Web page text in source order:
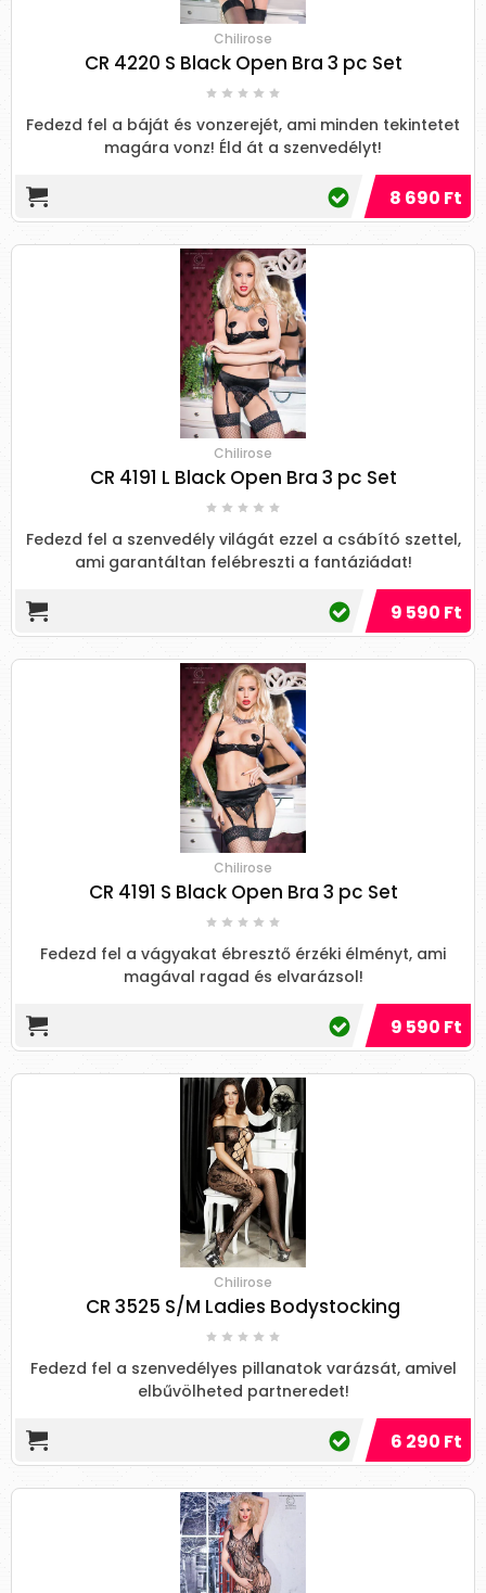
Chilirose
CR 4220 S Black Open Bra 3 pc Set
Fedezd fel a báját és vonzerejét, ami minden tekintetet
magára vonz! Éld át a szenvedélyt!
8 690 Ft
Chilirose
CR 4191 L Black Open Bra 3 pc Set
Fedezd fel a szenvedély világát ezzel a csábító szettel,
ami garantáltan felébreszti a fantáziádat!
9 590 Ft
Chilirose
CR 4191 S Black Open Bra 3 pc Set
Fedezd fel a vágyakat ébresztő érzéki élményt, ami
magával ragad és elvarázsol!
9 590 Ft
Chilirose
CR 3525 S/M Ladies Bodystocking
Fedezd fel a szenvedélyes pillanatok varázsát, amivel
elbűvölheted partneredet!
6 290 Ft